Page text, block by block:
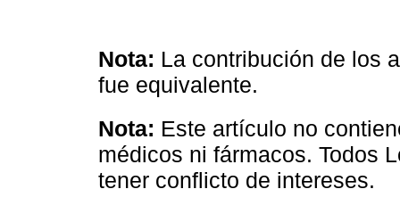
Nota: La contribución de los
fue equivalente.
Nota: Este artículo no
médicos ni fármacos. Todos
tener conflicto de intereses.